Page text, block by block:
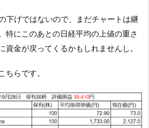
下げではないので、まだチャートは継
特にこのあとの日経平均の上値の重さ
資金が戻ってくるかもしれませんし。
ちらです。